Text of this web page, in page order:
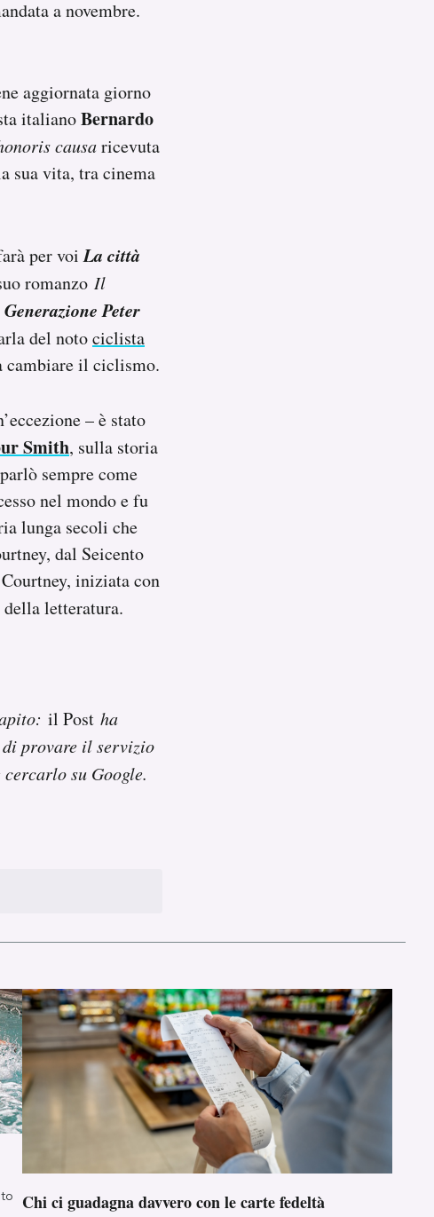
a novembre.
aggiornata giorno
italianoBernardo
causaricevuta
sua vita, tra cinema
per voiLa città
romanzo Il
Generazione Peter
del notociclista
cambiare il ciclismo.
– è stato
Smith, sulla storia
sempre come
nel mondo e fu
lunga secoli che
dal Seicento
iniziata con
letteratura.
il Post ha
di provare il servizio
su Google.
Chi ci guadagna davvero con le carte fedeltà